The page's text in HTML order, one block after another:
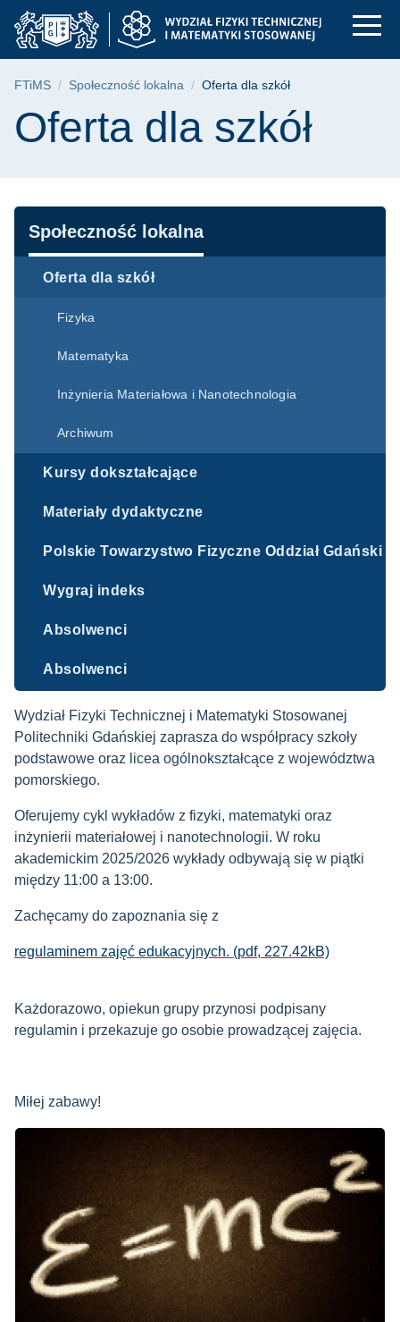
Przejdź
do
menu
Przejdź
do
wyszukiwarki
Przejdź
do
treści
Oferta dla szkół |
Ścieżka nawigacyjna
FTiMS Społeczność lokalna Oferta dla szkół
Treść strony
Oferta dla szkół
Nawigacja
Społeczność lokalna
Oferta dla szkół
Fizyka
Matematyka
Inżynieria Materiałowa i Nanotechnologia
Archiwum
Kursy dokształcające
Materiały dydaktyczne
Polskie Towarzystwo Fizyczne Oddział Gdański
Wygraj indeks
Absolwenci
Absolwenci
Wydział Fizyki Technicznej i Matematyki Stosowanej
Politechniki Gdańskiej zaprasza do współpracy szkoły
podstawowe oraz licea ogólnokształcące z województwa
pomorskiego.
Oferujemy cykl wykładów z fizyki, matematyki oraz
inżynierii materiałowej i nanotechnologii. W roku
akademickim 2025/2026 wykłady odbywają się w piątki
między 11:00 a 13:00.
Zachęcamy do zapoznania się z
regulaminem zajęć edukacyjnych. (pdf, 227.42kB)
Każdorazowo, opiekun grupy przynosi podpisany
regulamin i przekazuje go osobie prowadzącej zajęcia.
Miłej zabawy!